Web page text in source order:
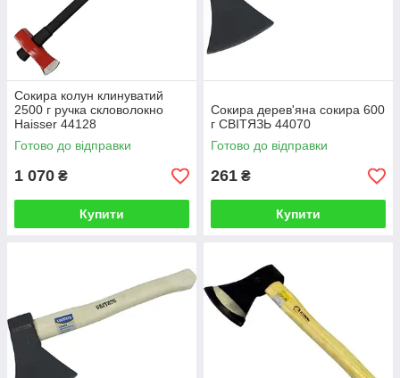
Сокира колун клинуватий
2500 г ручка скловолокно
Haisser 44128
Готово до відправки
1 070 ₴
Купити
Сокира дерев'яна сокира 600
г СВІТЯЗЬ 44070
Готово до відправки
261 ₴
Купити